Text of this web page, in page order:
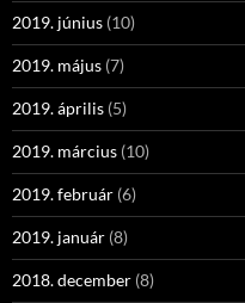
2019. június (10)
2019. május (7)
2019. április (5)
2019. március (10)
2019. február (6)
2019. január (8)
2018. december (8)